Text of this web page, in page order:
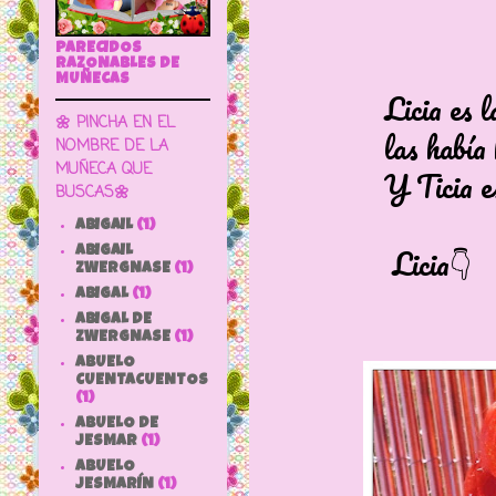
Licia es la
las había
Y Ticia es la
Licia👇
PARECIDOS
RAZONABLES DE
MUÑECAS
🌼 PINCHA EN EL
NOMBRE DE LA
MUÑECA QUE
BUSCAS🌼
ABIGAIL (1)
ABIGAIL
ZWERGNASE (1)
ABIGAL (1)
ABIGAL DE
ZWERGNASE (1)
ABUELO
CUENTACUENTOS
(1)
ABUELO DE
JESMAR (1)
ABUELO
JESMARÍN (1)